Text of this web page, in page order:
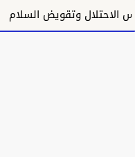
وتقويض السلام